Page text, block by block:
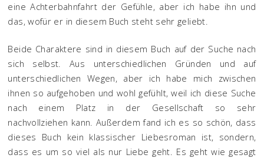
eine Achterbahnfahrt der Gefühle, aber ich habe ihn und
das, wofür er in diesem Buch steht sehr geliebt.
Beide Charaktere sind in diesem Buch auf der Suche nach
sich selbst. Aus unterschiedlichen Gründen und auf
unterschiedlichen Wegen, aber ich habe mich zwischen
ihnen so aufgehoben und wohl gefühlt, weil ich diese Suche
nach einem Platz in der Gesellschaft so sehr
nachvollziehen kann. Außerdem fand ich es so schön, dass
dieses Buch kein klassischer Liebesroman ist, sondern,
dass es um so viel als nur Liebe geht. Es geht wie gesagt